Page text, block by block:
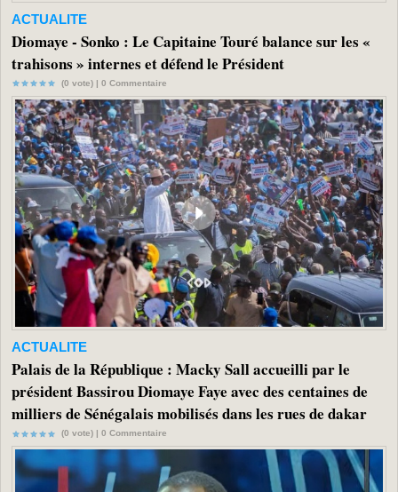
ACTUALITE
Diomaye - Sonko : Le Capitaine Touré balance sur les «
trahisons » internes et défend le Président
(0 vote) | 0 Commentaire
ACTUALITE
Palais de la République : Macky Sall accueilli par le
président Bassirou Diomaye Faye avec des centaines de
milliers de Sénégalais mobilisés dans les rues de dakar
(0 vote) | 0 Commentaire